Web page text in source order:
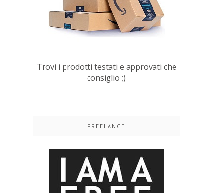
Trovi i prodotti testati e approvati che
consiglio ;)
FREELANCE